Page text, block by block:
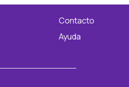
Contacto
Ayuda